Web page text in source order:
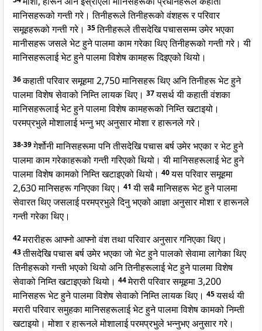
मानिसहरूको गन्ती गरे। तिनीहरूले तिनीहरूको वंशहरू र परिवार
समूहहरूको गन्ती गरे। 35तिनीहरूले तीसदेखि पचाससम्म उमेर भएका
मानीसहरू जसले भेट हुने पालमा काम गरेका थिए तिनीहरूको गन्ती गरे। यी
मानिसहरूलाई भेट हुने पालमा विशेष कामहरू दिइएको थियो।
36कहाती परिवार समूहमा 2,750 मानिसहरू थिए अनि तिनीहरू भेट हुने
पालमा विशेष सेवाको निम्ति लायक थिए। 37यसर्थ यी कहाती वंशका
मानिसहरूलाई भेट हुने पालमा विशेष कामहरूको निम्ति खटाइयो।
परमप्रभुले मोशालाई भन्नु भए अनुसार मोशा र हारूनले गरे।
38-39गेर्शोनी मानिसहरूमा पनि तीसदेखि पचास बर्ष उमेर भएका र भेट हुने
पालमा काम गरेकाहरूको गन्ती गरिएको थियो। यी मानिसहरूलाई भेट हुने
पालमा विशेष कामको निम्ति खटाइएको थियो। 40यस परिवार समूहमा
2,630 मानिसहरू गनिएका थिए। 41यी सबै मानिसहरू भेट हुने पालमा
सेवारत थिए जसलाई परमप्रभुले दिनु भएको आज्ञा अनुसार मोशा र हारूनले
गन्ती गरेका थिए।
42मरारीहरू आफ्नो आफ्नो वंश तथा परिवार अनुसार गनिएका थिए।
43तीसदेखि पचास बर्ष उमेर भएका जो भेट हुने पालको सेवामा लागेका थिए
तिनीहरूको गन्ती भएको थियो अनि तिनीहरूलाई भेट हुने पालमा विशेष
सेवाको निम्ति खटाइएको थियो। 44मेरारी परिवार समूहमा 3,200
मानिसहरू भेट हुने पालमा विशेष सेवाको निम्ति लायक थिए। 45यसर्थ यी
मरारी परिवार समुहका मानिसहरूलाई भेट हुने पालमा विशेष कामको निम्ती
खटाइयो। मोशा र हारूनले मोशालाई परमप्रभुले भन्नुभए अनुसार गरे।